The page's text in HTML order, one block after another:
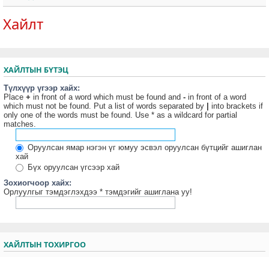
Хайлт
ХАЙЛТЫН БҮТЭЦ
Түлхүүр үгээр хайх:
Place + in front of a word which must be found and - in front of a word
which must not be found. Put a list of words separated by | into brackets if
only one of the words must be found. Use * as a wildcard for partial
matches.
Оруулсан ямар нэгэн үг юмуу эсвэл оруулсан бүтцийг ашиглан
хай
Бүх оруулсан үгсээр хай
Зохиогчоор хайх:
Орлуулгыг тэмдэглэхдээ * тэмдэгийг ашиглана уу!
ХАЙЛТЫН ТОХИРГОО